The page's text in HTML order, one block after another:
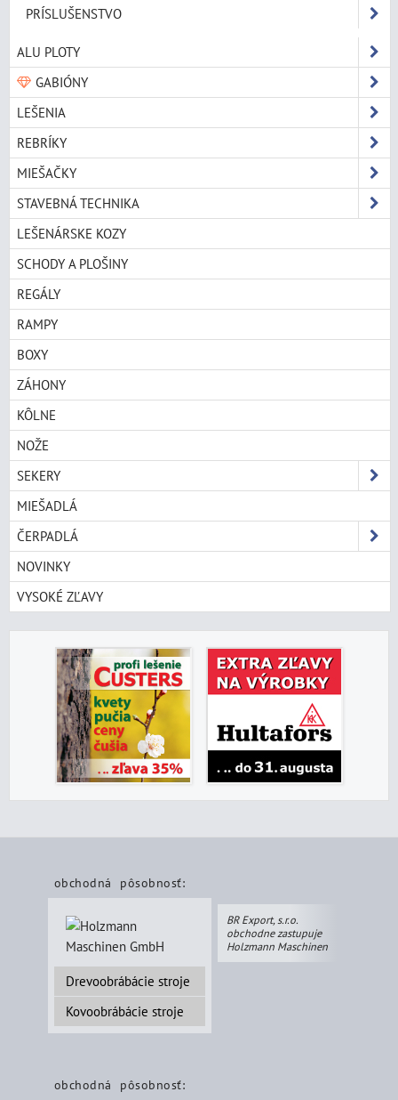
PRÍSLUŠENSTVO
ALU PLOTY
GABIÓNY
LEŠENIA
REBRÍKY
MIEŠAČKY
STAVEBNÁ TECHNIKA
LEŠENÁRSKE KOZY
SCHODY A PLOŠINY
REGÁLY
RAMPY
BOXY
ZÁHONY
KÔLNE
NOŽE
SEKERY
MIEŠADLÁ
ČERPADLÁ
NOVINKY
VYSOKÉ ZĽAVY
obchodná pôsobnosť:
Drevoobrábácie stroje
Kovoobrábácie stroje
BR Export, s.r.o.
obchodne zastupuje
Holzmann Maschinen
obchodná pôsobnosť: